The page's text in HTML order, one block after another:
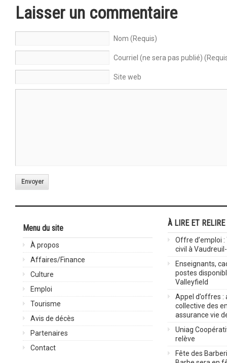
Laisser un commentaire
Nom (Requis)
Courriel (ne sera pas publié)
Site web
Envoyer
Menu du site
À propos
Affaires/Finance
Culture
Emploi
Tourisme
Avis de décès
Partenaires
Contact
À LIRE ET RELIRE
Offre d’emploi
civil à
Enseignants,
postes
Valleyfield
Appel d’offres :
collective des
assurance vie
Uniag
relève
Fête des